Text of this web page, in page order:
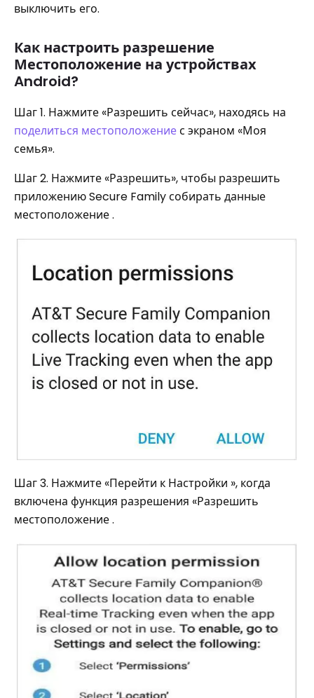
выключить его.
Как настроить разрешение
Местоположение на устройствах
Android?
Шаг 1. Нажмите «Разрешить сейчас», находясь на
поделиться местоположениес экраном «Моя
семья».
Шаг 2. Нажмите «Разрешить», чтобы разрешить
приложению Secure Family собирать данные
местоположение .
Шаг 3. Нажмите «Перейти к Настройки », когда
включена функция разрешения «Разрешить
местоположение .